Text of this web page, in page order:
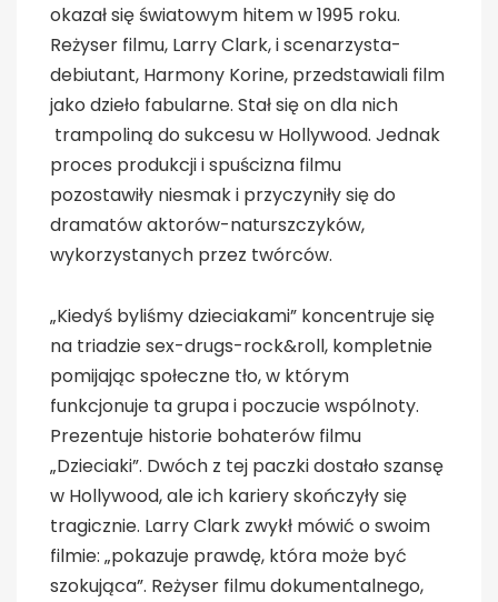
okazał się światowym hitem w 1995 roku.
Reżyser filmu, Larry Clark, i scenarzysta-
debiutant, Harmony Korine, przedstawiali film
jako dzieło fabularne. Stał się on dla nich
trampoliną do sukcesu w Hollywood. Jednak
proces produkcji i spuścizna filmu
pozostawiły niesmak i przyczyniły się do
dramatów aktorów-naturszczyków,
wykorzystanych przez twórców.
„Kiedyś byliśmy dzieciakami” koncentruje się
na triadzie sex-drugs-rock&roll, kompletnie
pomijając społeczne tło, w którym
funkcjonuje ta grupa i poczucie wspólnoty.
Prezentuje historie bohaterów filmu
„Dzieciaki”. Dwóch z tej paczki dostało szansę
w Hollywood, ale ich kariery skończyły się
tragicznie. Larry Clark zwykł mówić o swoim
filmie: „pokazuje prawdę, która może być
szokująca”. Reżyser filmu dokumentalnego,